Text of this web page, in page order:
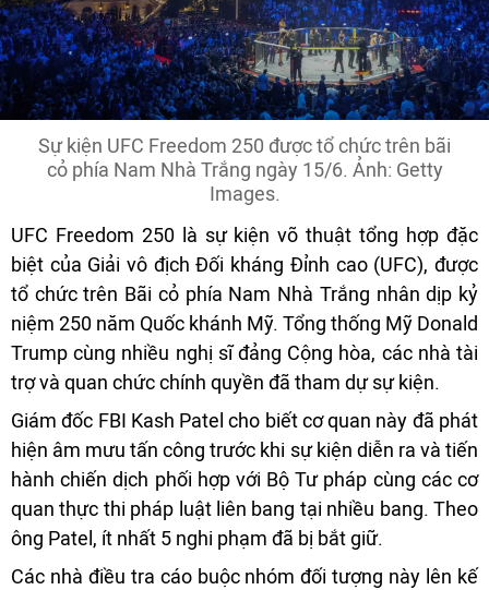
Sự kiện UFC Freedom 250 được tổ chức trên bãi
cỏ phía Nam Nhà Trắng ngày 15/6. Ảnh: Getty
Images.
UFC Freedom 250 là sự kiện võ thuật tổng hợp đặc
biệt của Giải vô địch Đối kháng Đỉnh cao (UFC), được
tổ chức trên Bãi cỏ phía Nam Nhà Trắng nhân dịp kỷ
niệm 250 năm Quốc khánh Mỹ. Tổng thống Mỹ Donald
Trump cùng nhiều nghị sĩ đảng Cộng hòa, các nhà tài
trợ và quan chức chính quyền đã tham dự sự kiện.
Giám đốc FBI Kash Patel cho biết cơ quan này đã phát
hiện âm mưu tấn công trước khi sự kiện diễn ra và tiến
hành chiến dịch phối hợp với Bộ Tư pháp cùng các cơ
quan thực thi pháp luật liên bang tại nhiều bang. Theo
ông Patel, ít nhất 5 nghi phạm đã bị bắt giữ.
Các nhà điều tra cáo buộc nhóm đối tượng này lên kế